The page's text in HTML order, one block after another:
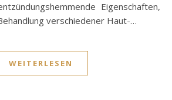
Eigenschaften,
verschiedener Haut-…
WEITERLESEN